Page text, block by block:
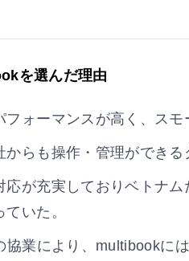
ステムの代替とし
言語多通貨・各国
を選んだ理由
フォーマンスが高く、スモ
からも操作・管理ができる
応が充実しておりベトナ
いた。
協業により、multibookに